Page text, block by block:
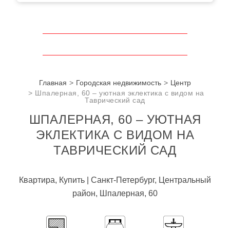
Главная Городская недвижимость
Центр
Шпалерная, 60 – уютная эклектика с видом на
Таврический сад
ШПАЛЕРНАЯ, 60 – УЮТНАЯ
ЭКЛЕКТИКА С ВИДОМ НА
ТАВРИЧЕСКИЙ САД
Квартира, Купить | Санкт-Петербург, Центральный
район, Шпалерная, 60